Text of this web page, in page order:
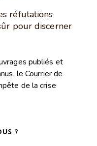
réfutations
pour discerner
publiés et
le Courrier de
de la crise
?